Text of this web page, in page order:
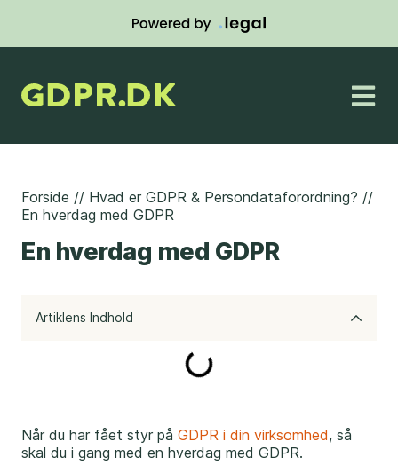
Forside // Hvad er GDPR & Persondataforordning? //
En hverdag med GDPR
En hverdag med GDPR
Artiklens Indhold
Når du har fået styr på GDPR i din virksomhed, så
skal du i gang med en hverdag med GDPR.